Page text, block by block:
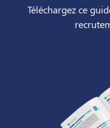
Téléchargez ce